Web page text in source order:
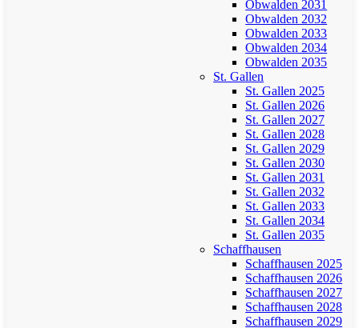
Obwalden 2031
Obwalden 2032
Obwalden 2033
Obwalden 2034
Obwalden 2035
St. Gallen
St. Gallen 2025
St. Gallen 2026
St. Gallen 2027
St. Gallen 2028
St. Gallen 2029
St. Gallen 2030
St. Gallen 2031
St. Gallen 2032
St. Gallen 2033
St. Gallen 2034
St. Gallen 2035
Schaffhausen
Schaffhausen 2025
Schaffhausen 2026
Schaffhausen 2027
Schaffhausen 2028
Schaffhausen 2029